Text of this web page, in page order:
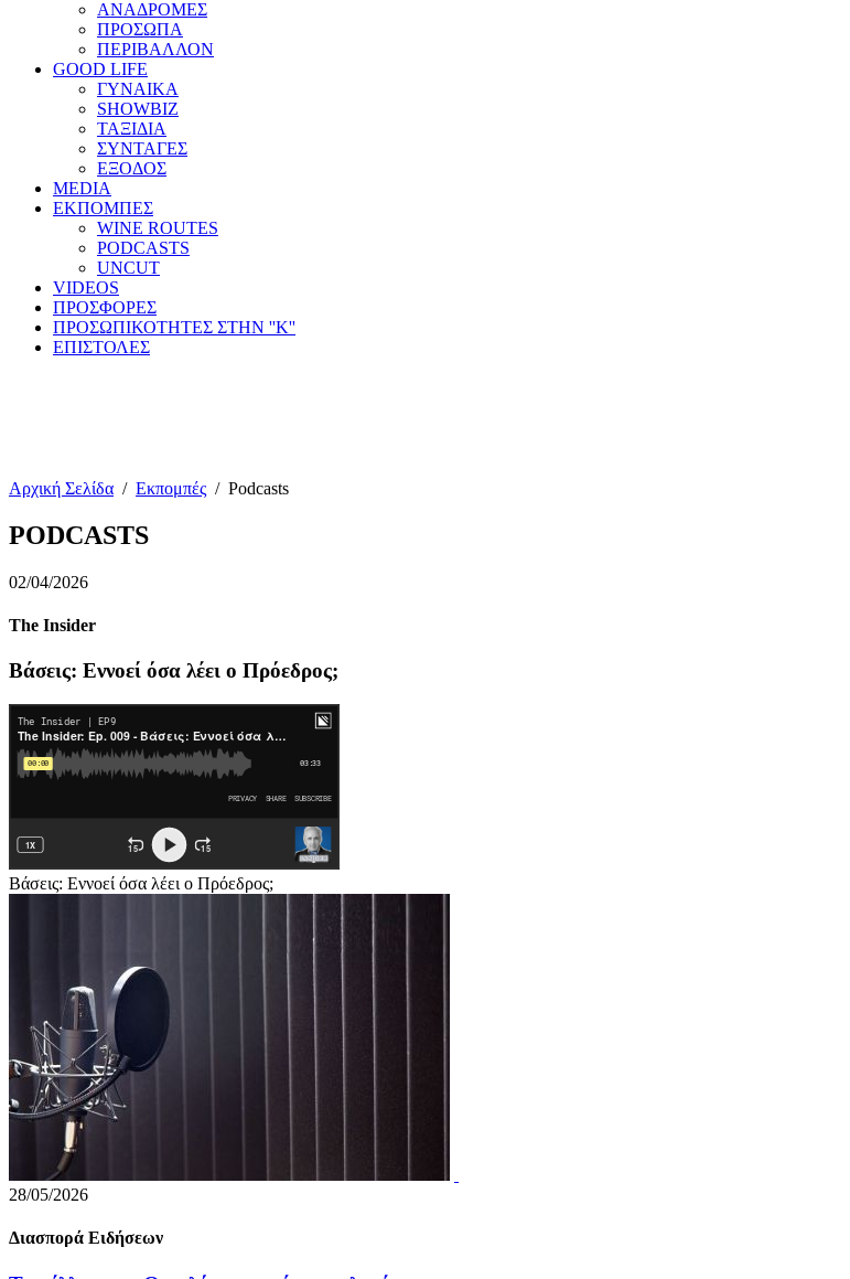
ΑΝΑΔΡΟΜΕΣ
ΠΡΟΣΩΠΑ
ΠΕΡΙΒΑΛΛΟΝ
GOOD LIFE
ΓΥΝΑΙΚΑ
SHOWBIZ
ΤΑΞΙΔΙΑ
ΣΥΝΤΑΓΕΣ
ΕΞΟΔΟΣ
MEDIA
ΕΚΠΟΜΠΕΣ
WINE ROUTES
PODCASTS
UNCUT
VIDEOS
ΠΡΟΣΦΟΡΕΣ
ΠΡΟΣΩΠΙΚΟΤΗΤΕΣ ΣΤΗΝ ''Κ''
ΕΠΙΣΤΟΛΕΣ
Αρχική Σελίδα / Εκπομπές / Podcasts
PODCASTS
02/04/2026
The Insider
Βάσεις: Εννοεί όσα λέει ο Πρόεδρος;
Βάσεις: Εννοεί όσα λέει ο Πρόεδρος;
28/05/2026
Διασπορά Ειδήσεων